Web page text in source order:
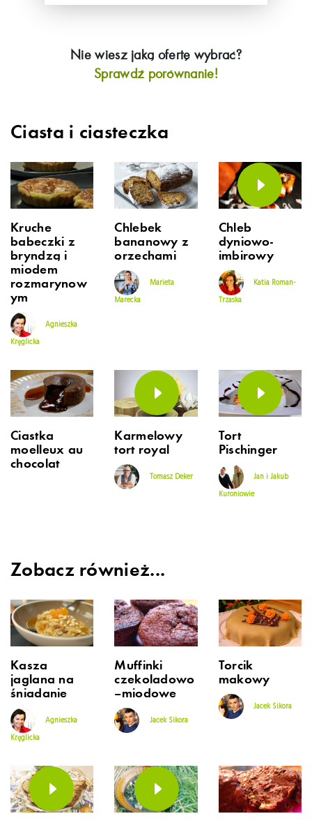
Nie wiesz jaką ofertę wybrać?
Sprawdź porównanie!
Ciasta i ciasteczka
Kruche
babeczki z
bryndzą i
miodem
rozmarynow
ym
Agnieszka
Kręglicka
Chlebek
bananowy z
orzechami
Marieta
Marecka
Chleb
dyniowo-
imbirowy
Katia Roman-
Trzaska
Ciastka
moelleux au
chocolat
Karmelowy
tort royal
Tomasz Deker
Tort
Pischinger
Jan i Jakub
Kuroniowie
Zobacz również...
Kasza
jaglana na
śniadanie
Agnieszka
Kręglicka
Muffinki
czekoladowo
–miodowe
Jacek Sikora
Torcik
makowy
Jacek Sikora